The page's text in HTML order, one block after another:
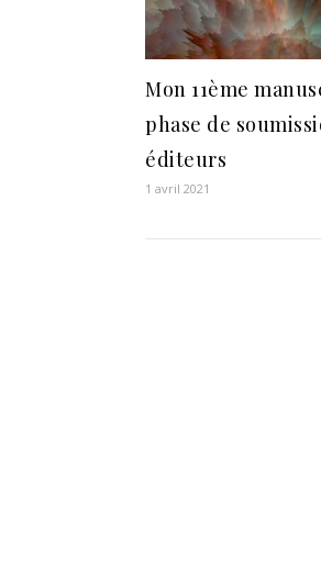
Mon 11ème
phase de
éditeurs
1 avril 2021